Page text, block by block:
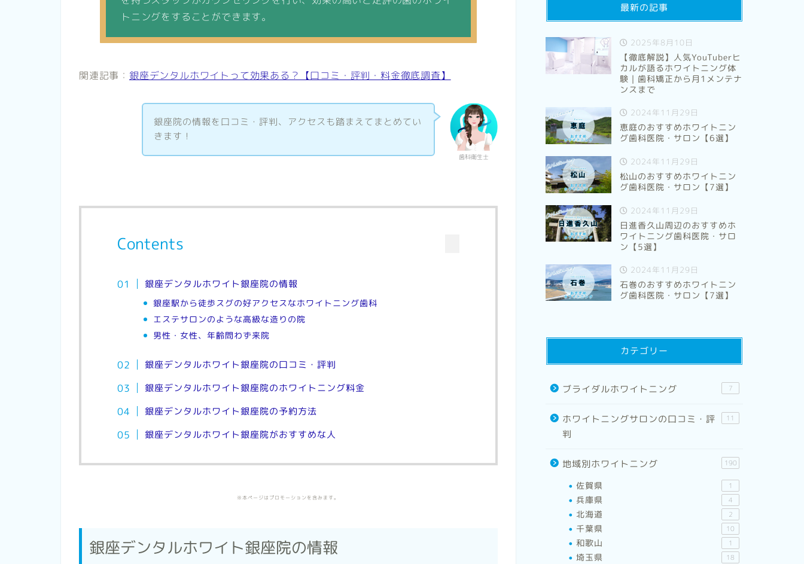
トニングをすることができます。
関連記事： 銀座デンタルホワイトって効果ある？【口コミ・評判・料金徹底調査】
歯科衛生士
銀座院の情報を口コミ・評判、アクセスも踏まえてまとめてい
きます！
Contents
銀座デンタルホワイト銀座院の情報
銀座駅から徒歩スグの好アクセスなホワイトニング歯科
エステサロンのような高級な造りの院
男性・女性、年齢問わず来院
銀座デンタルホワイト銀座院の口コミ・評判
銀座デンタルホワイト銀座院のホワイトニング料金
銀座デンタルホワイト銀座院の予約方法
銀座デンタルホワイト銀座院がおすすめな人
※本ページはプロモーションを含みます。
銀座デンタルホワイト銀座院の情報
最新の記事
2025年8月10日
【徹底解説】人気YouTuberヒ
カルが語るホワイトニング体
験｜歯科矯正から月1メンテナ
ンスまで
2024年11月29日
恵庭のおすすめホワイトニン
グ歯科医院・サロン【6選】
2024年11月29日
松山のおすすめホワイトニン
グ歯科医院・サロン【7選】
2024年11月29日
日進香久山周辺のおすすめホ
ワイトニング歯科医院・サロ
ン【5選】
2024年11月29日
石巻のおすすめホワイトニン
グ歯科医院・サロン【7選】
カテゴリー
ブライダルホワイトニング 7
ホワイトニングサロンの口コミ・評
判
11
地域別ホワイトニング 190
佐賀県 1
兵庫県 4
北海道 2
千葉県 10
和歌山 1
埼玉県 18